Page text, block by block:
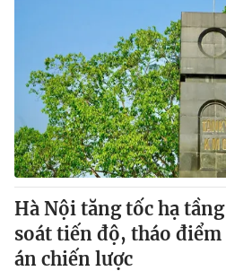
Hà Nội tăng tốc hạ
soát tiến độ, tháo
án chiến lược